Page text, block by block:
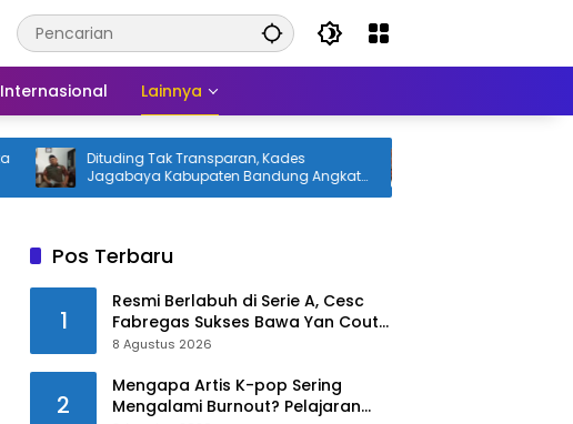
Internasional Lainnya
Dituding Tak Transparan, Kades
Jagabaya Kabupaten Bandung Angkat
Bicara
Pemkot Bandung
Tegalega untuk Produksi
Pos Terbaru
1
Resmi Berlabuh di Serie A, Cesc
Fabregas Sukses Bawa Yan Couto
ke Como 1907!
8 Agustus 2026
2
Mengapa Artis K-pop Sering
Mengalami Burnout? Pelajaran